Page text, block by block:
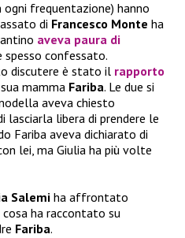
ogni frequentazione) hanno
di Francesco Monte ha
aveva paura di
spesso confessato.
discutere è stato il rapporto
mamma Fariba. Le due si
aveva chiesto
lasciarla libera di prendere le
Fariba aveva dichiarato di
lei, ma Giulia ha più volte
Salemiha affrontato
ha raccontato su
Fariba.